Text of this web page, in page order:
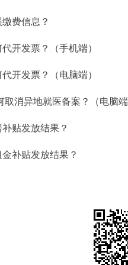
费信息？
开发票？（手机端）
开发票？（电脑端）
取消异地就医备案？（电脑
贴发放结果？
补贴发放结果？